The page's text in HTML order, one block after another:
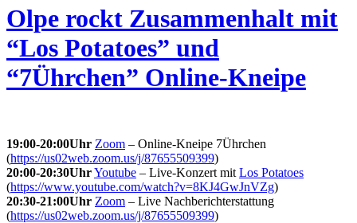
Olpe rockt Zusammenhalt mit
“Los Potatoes” und
“7Ührchen” Online-Kneipe
19:00-20:00Uhr Zoom – Online-Kneipe 7Ührchen
(https://us02web.zoom.us/j/87655509399)
20:00-20:30UhrYoutube – Live-Konzert mit Los Potatoes
(https://www.youtube.com/watch?v=8KJ4GwJnVZg)
20:30-21:00Uhr Zoom – Live Nachberichterstattung
(https://us02web.zoom.us/j/87655509399)